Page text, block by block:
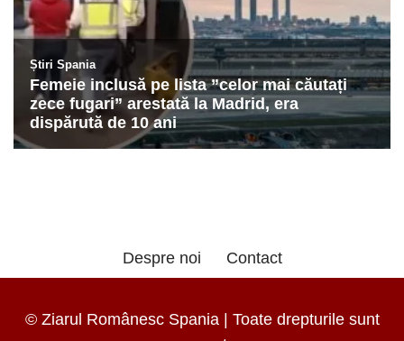
Despre noi Contact
© Ziarul Românesc Spania | Toate drepturile sunt